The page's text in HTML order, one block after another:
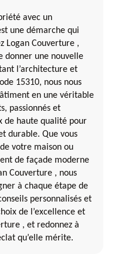
avec un
une démarche qui
Logan Couverture ,
donner une nouvelle
l’architecture et
15310, nous nous
en une véritable
passionnés et
de haute qualité pour
durable. Que vous
votre maison ou
de façade moderne
Couverture , nous
à chaque étape de
personnalisés et
de l’excellence et
, et redonnez à
qu’elle mérite.